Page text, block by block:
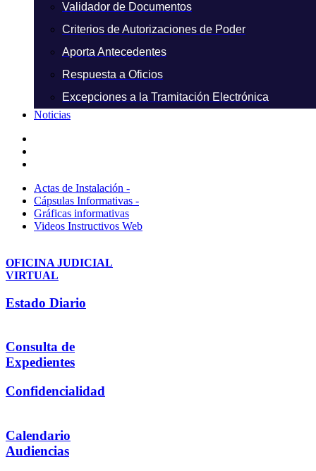
Validador de Documentos
Criterios de Autorizaciones de Poder
Aporta Antecedentes
Respuesta a Oficios
Excepciones a la Tramitación Electrónica
Noticias
Actas de Instalación -
Cápsulas Informativas -
Gráficas informativas
Videos Instructivos Web
OFICINA JUDICIAL
VIRTUAL
Estado Diario
Consulta de
Expedientes
Confidencialidad
Calendario
Audiencias